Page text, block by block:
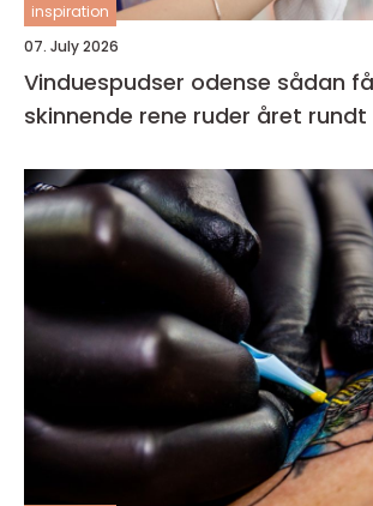
inspiration
07. July 2026
Vinduespudser odense sådan får du
skinnende rene ruder året rundt